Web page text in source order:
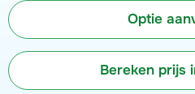
Optie
Bereken prijs